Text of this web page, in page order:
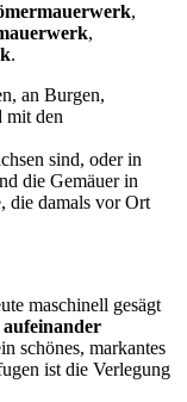
,
,
.
an Burgen,
mit den
sind, oder in
die Gemäuer in
die damals vor Ort
maschinell gesägt
aufeinander
schönes, markantes
ist die Verlegung